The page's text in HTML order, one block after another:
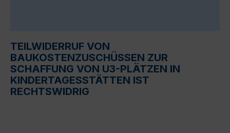
TEILWIDERRUF VON
BAUKOSTENZUSCHÜSSEN ZUR
SCHAFFUNG VON U3-PLÄTZEN IN
KINDERTAGESSTÄTTEN IST
RECHTSWIDRIG